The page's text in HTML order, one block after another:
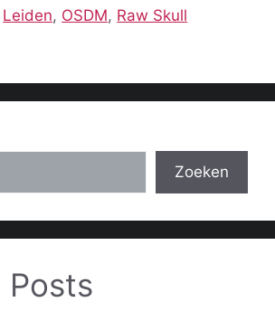
Leiden, OSDM, Raw Skull
Zoeken
Posts